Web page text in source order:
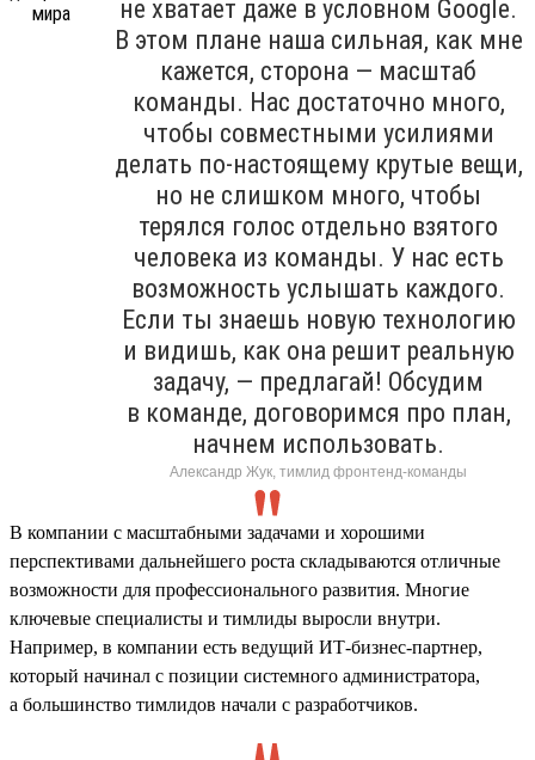
не хватает даже в условном Google.
В этом плане наша сильная, как мне
кажется, сторона — масштаб
команды. Нас достаточно много,
чтобы совместными усилиями
делать по-настоящему крутые вещи,
но не слишком много, чтобы
терялся голос отдельно взятого
человека из команды. У нас есть
возможность услышать каждого.
Если ты знаешь новую технологию
и видишь, как она решит реальную
задачу, — предлагай! Обсудим
в команде, договоримся про план,
начнем использовать.
Александр Жук, тимлид фронтенд-команды
В компании с масштабными задачами и хорошими
перспективами дальнейшего роста складываются отличные
возможности для профессионального развития. Многие
ключевые специалисты и тимлиды выросли внутри.
Например, в компании есть ведущий ИТ-бизнес-партнер,
который начинал с позиции системного администратора,
а большинство тимлидов начали с разработчиков.